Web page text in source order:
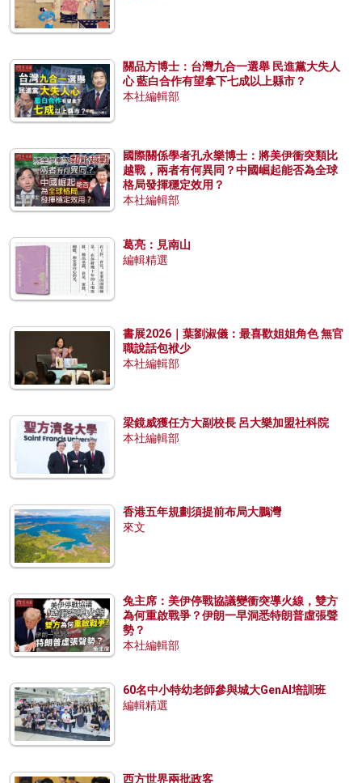
關品方博士：台灣九合一選舉 民進黨大失人
心 藍白合作有望拿下七成以上縣市？
本社編輯部
國際關係學者孔永樂博士：將美伊衝突類比
越戰，兩者有何異同？中國崛起能否為全球
格局發揮穩定效用？
本社編輯部
葛亮：見南山
編輯精選
書展2026｜葉劉淑儀：最喜歡姐姐角色 無官
職說話包袱少
本社編輯部
梁鏡威獲任方大副校長 呂大樂加盟社科院
本社編輯部
香港五年規劃須提前布局大鵬灣
來文
兔主席：美伊停戰協議變衝突導火線，雙方
為何重啟戰爭？伊朗一早洞悉特朗普虛張聲
勢？
本社編輯部
60名中小特幼老師參與城大GenAI培訓班
編輯精選
西方世界兩批政客